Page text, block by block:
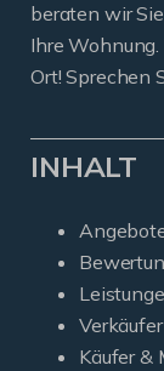
beraten wir
Ihre
Ort! Sprechen
INHALT
Käufer &